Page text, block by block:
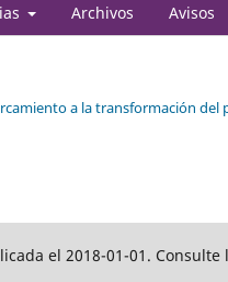
Archivos Avisos
a la transformación del
el 2018-01-01. Consulte